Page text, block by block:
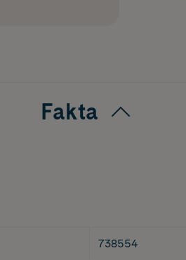
Fakta
738554